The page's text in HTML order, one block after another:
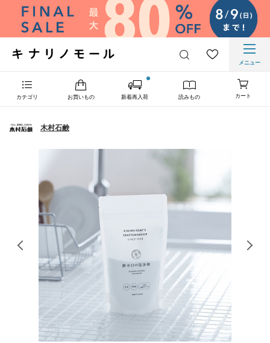
メニュー
カテゴリ お買いもの 新着再入荷 読みもの カート
木村石鹸